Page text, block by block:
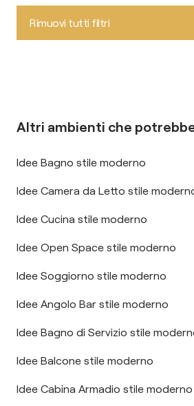
Rimuovi tutti filtri
Altri ambienti che
Idee Bagno stile moderno
Idee Camera da Letto stile
Idee Cucina stile moderno
Idee Open Space stile moderno
Idee Soggiorno stile moderno
Idee Angolo Bar stile moderno
Idee Bagno di Servizio stile
Idee Balcone stile moderno
Idee Cabina Armadio stile moderno